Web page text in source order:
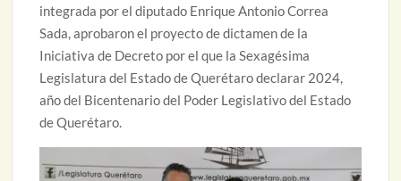
integrada por el diputado Enrique Antonio Correa
Sada, aprobaron el proyecto de dictamen de la
Iniciativa de Decreto por el que la Sexagésima
Legislatura del Estado de Querétaro declarar 2024,
año del Bicentenario del Poder Legislativo del Estado
de Querétaro.